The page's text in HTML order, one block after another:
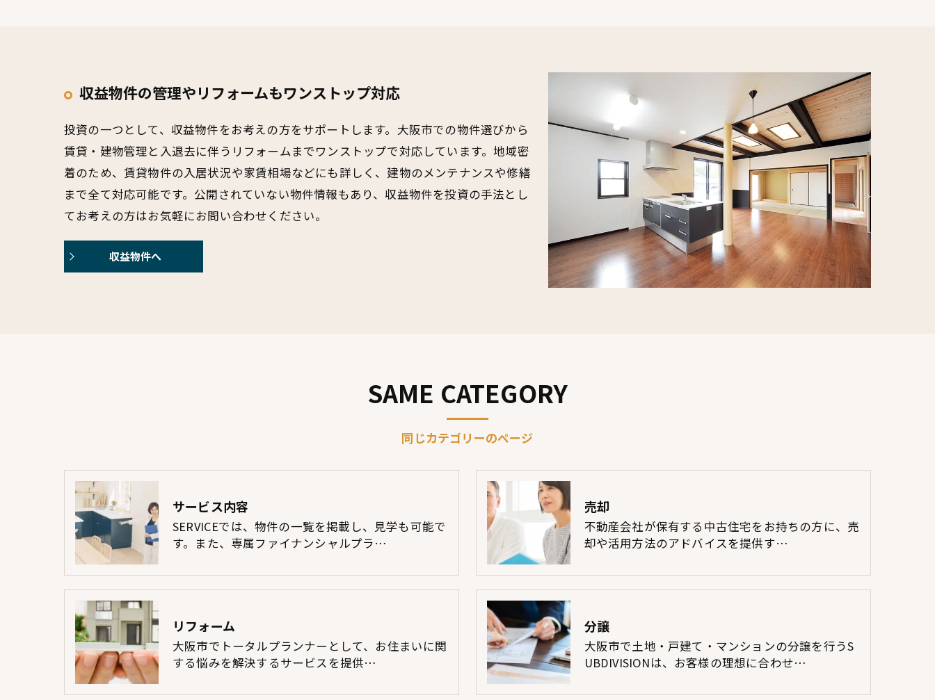
収益物件の管理やリフォームもワンストップ対応
投資の一つとして、収益物件をお考えの方をサポートします。大阪市での物件選びから
賃貸・建物管理と入退去に伴うリフォームまでワンストップで対応しています。地域密
着のため、賃貸物件の入居状況や家賃相場などにも詳しく、建物のメンテナンスや修繕
まで全て対応可能です。公開されていない物件情報もあり、収益物件を投資の手法とし
てお考えの方はお気軽にお問い合わせください。
収益物件へ
同じカテゴリーのページ
SAME CATEGORY
サービス内容
SERVICEでは、物件の一覧を掲載し、見学も可能で
す。また、専属ファイナンシャルプラ…
売却
不動産会社が保有する中古住宅をお持ちの方に、売
却や活用方法のアドバイスを提供す…
リフォーム
大阪市でトータルプランナーとして、お住まいに関
する悩みを解決するサービスを提供…
分譲
大阪市で土地・戸建て・マンションの分譲を行うS
UBDIVISIONは、お客様の理想に合わせ…